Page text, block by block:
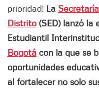
prioridad! L a
Distrito (SED) lanzó la
Estudiantil
Bogotá con la que se
oportunidades
al fortalecer no solo